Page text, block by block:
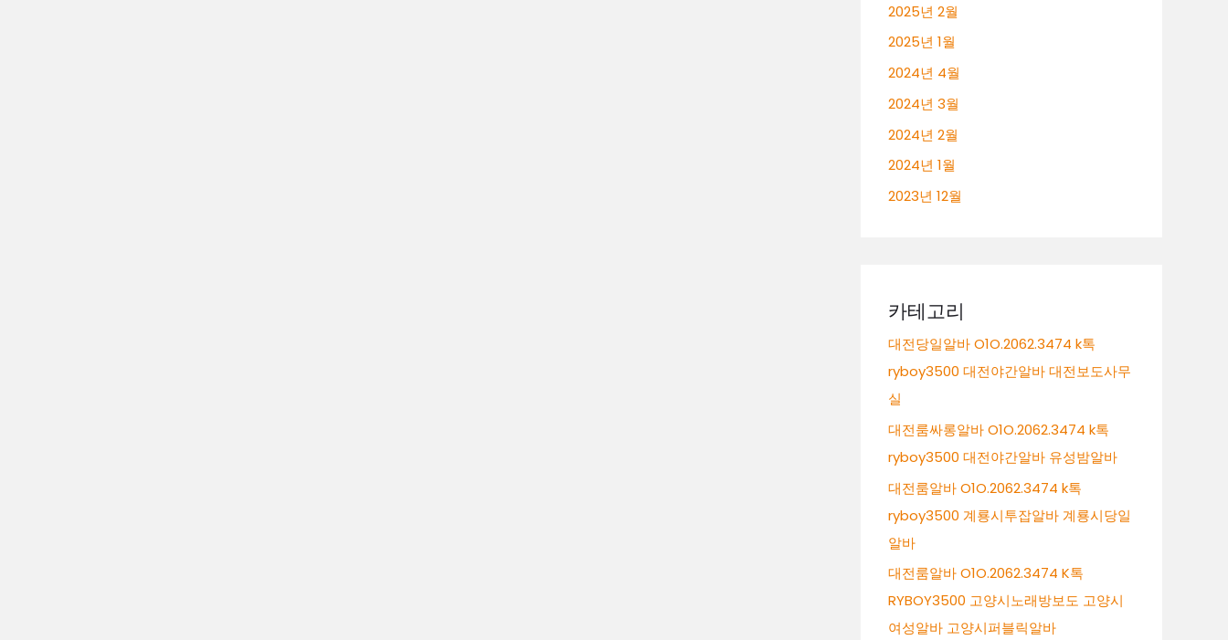
2025년 2월
2025년 1월
2024년 4월
2024년 3월
2024년 2월
2024년 1월
2023년 12월
카테고리
대전당일알바 O1O.2062.3474 k톡
ryboy3500 대전야간알바 대전보도사무
실
대전룸싸롱알바 O1O.2062.3474 k톡
ryboy3500 대전야간알바 유성밤알바
대전룸알바 O1O.2062.3474 k톡
ryboy3500 계룡시투잡알바 계룡시당일
알바
대전룸알바 O1O.2062.3474 K톡
RYBOY3500 고양시노래방보도 고양시
여성알바 고양시퍼블릭알바